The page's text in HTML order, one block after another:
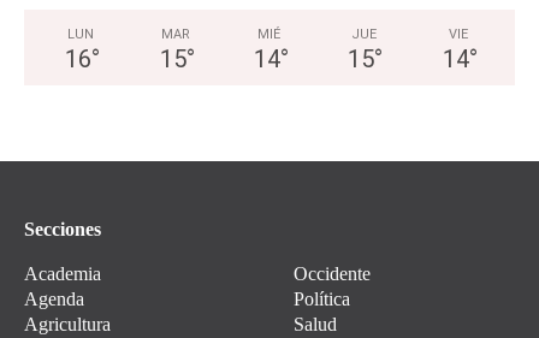
LUN
16°
MAR
15°
MIÉ
14°
JUE
15°
VIE
14°
Secciones
Academia
Agenda
Agricultura
Occidente
Política
Salud